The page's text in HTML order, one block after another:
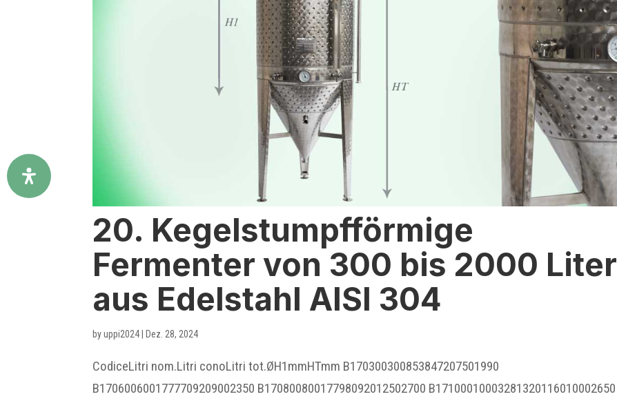
20. Kegelstumpfförmige
Fermenter von 300 bis 2000 Liter
aus Edelstahl AISI 304
byuppi2024 Dez. 28, 2024
CodiceLitri nom.Litri conoLitri tot.ØH1mmHTmm B170300300853847207501990
B1706006001777709209002350 B17080080017798092012502700 B17100010003281320116010002650